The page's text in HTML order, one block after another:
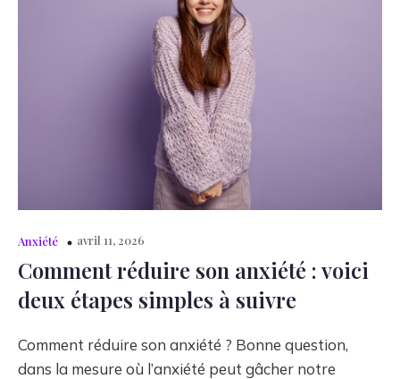
Anxiété avril 11, 2026
Comment réduire son anxiété : voici
deux étapes simples à suivre
Comment réduire son anxiété ? Bonne question,
dans la mesure où l’anxiété peut gâcher notre